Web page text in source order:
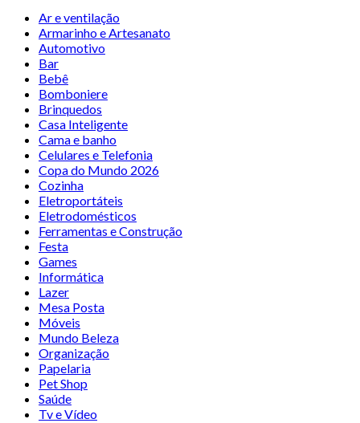
Ar e ventilação
Armarinho e Artesanato
Automotivo
Bar
Bebê
Bomboniere
Brinquedos
Casa Inteligente
Cama e banho
Celulares e Telefonia
Copa do Mundo 2026
Cozinha
Eletroportáteis
Eletrodomésticos
Ferramentas e Construção
Festa
Games
Informática
Lazer
Mesa Posta
Móveis
Mundo Beleza
Organização
Papelaria
Pet Shop
Saúde
Tv e Vídeo